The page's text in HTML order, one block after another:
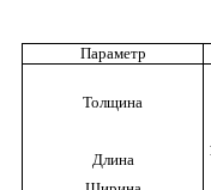
Параметр
Толщина
Длина